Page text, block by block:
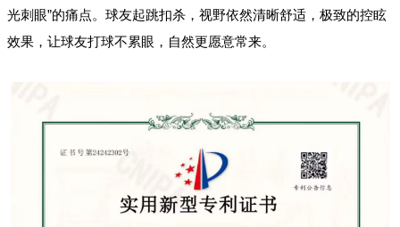
光刺眼”的痛点。球友起跳扣杀，视野依然清晰舒适，极致的控眩
效果，让球友打球不累眼，自然更愿意常来。